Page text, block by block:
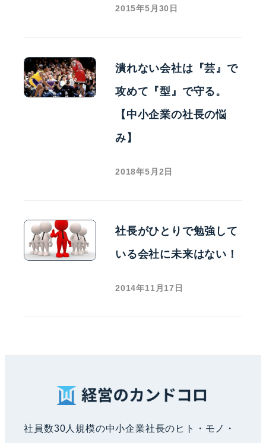
2015年5月30日
潰れない会社は『芸』で
攻めて『型』で守る。
【中小企業の社長の悩
み】
2018年5月2日
社長がひとりで勉強して
いる会社に未来はない！
2014年11月17日
社員数30人規模の中小企業社長のヒト・モノ・